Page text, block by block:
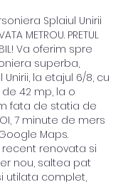
Splaiul Unirii
METROU. PRETUL
Va oferim spre
superba,
la etajul 6/8, cu
42 mp, la o
fata de statia de
7 minute de mers
Maps.
renovata si
nou, saltea pat
utilata complet,